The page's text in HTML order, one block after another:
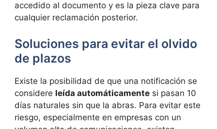
accedido al documento y es la pieza clave para
cualquier reclamación posterior.
Soluciones para evitar el olvido
de plazos
Existe la posibilidad de que una notificación se
considere leída automáticamente si pasan 10
días naturales sin que la abras. Para evitar este
riesgo, especialmente en empresas con un